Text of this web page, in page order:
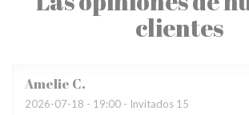
clientes
Amelie C
2026-07-18 - 19:00 - Invitados 15